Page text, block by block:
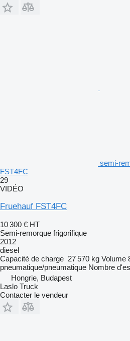
semi-
FST4FC
29
VIDÉO
Fruehauf FST4FC
10 300 € HT
Semi-remorque frigorifique
2012
diesel
Capacité de charge 27 570 kg Volume
pneumatique/pneumatique Nombre
Hongrie, Budapest
Laslo Truck
Contacter le vendeur